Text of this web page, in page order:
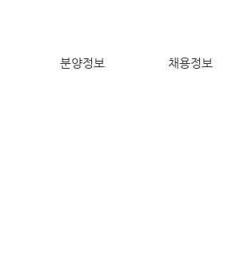
분양정보 채용정보